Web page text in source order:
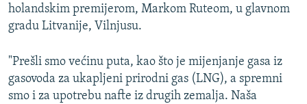
holandskim premijerom, Markom Ruteom, u glavnom
gradu Litvanije, Vilnjusu.
"Prešli smo većinu puta, kao što je mijenjanje gasa iz
gasovoda za ukapljeni prirodni gas (LNG), a spremni
smo i za upotrebu nafte iz drugih zemalja. Naša